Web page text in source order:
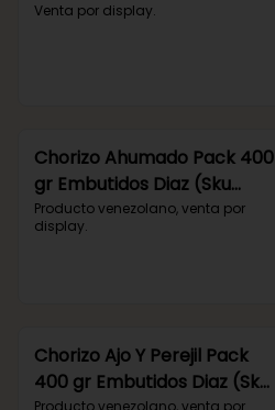
Venta por display.
Chorizo Ahumado Pack 400
gr Embutidos Diaz (Sku
427)
Producto venezolano, venta por
display.
Chorizo Ajo Y Perejil Pack
400 gr Embutidos Diaz (Sku
Producto venezolano, venta por